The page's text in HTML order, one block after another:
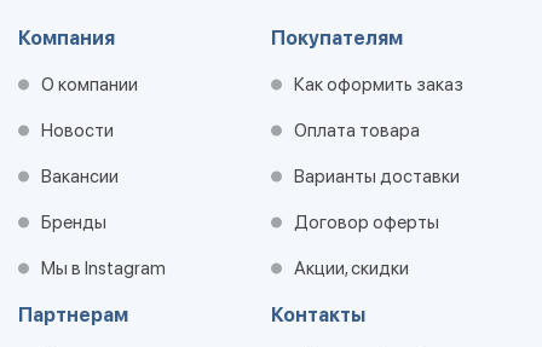
Компания
О компании
Новости
Вакансии
Бренды
Мы в Instagram
Покупателям
Как оформить заказ
Оплата товара
Варианты доставки
Договор оферты
Акции, скидки
Партнерам Контакты